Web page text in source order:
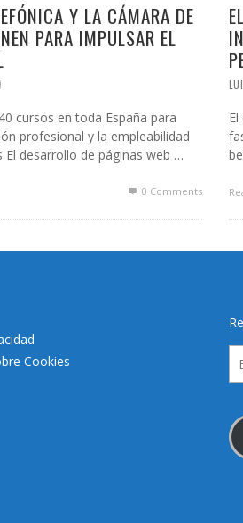
Y LA CÁMARA DE
PARA IMPULSAR EL
cursos en toda España para
profesional y la empleabilidad
El desarrollo de páginas web …
0 Comments
Cookies